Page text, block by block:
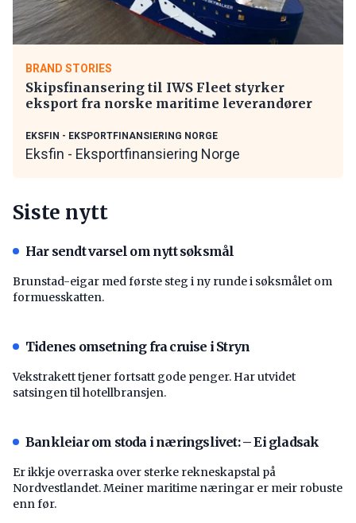
BRAND STORIES
Skipsfinansering til IWS Fleet styrker
eksport fra norske maritime leverandører
EKSFIN - EKSPORTFINANSIERING NORGE
Eksfin - Eksportfinansiering Norge
Siste nytt
Har sendt varsel om nytt søksmål
Brunstad-eigar med første steg i ny runde i søksmålet om
formuesskatten.
Tidenes omsetning fra cruise i Stryn
Vekstrakett tjener fortsatt gode penger. Har utvidet
satsingen til hotellbransjen.
Bankleiar om stoda i næringslivet: – Ei gladsak
Er ikkje overraska over sterke rekneskapstal på
Nordvestlandet. Meiner maritime næringar er meir robuste
enn før.